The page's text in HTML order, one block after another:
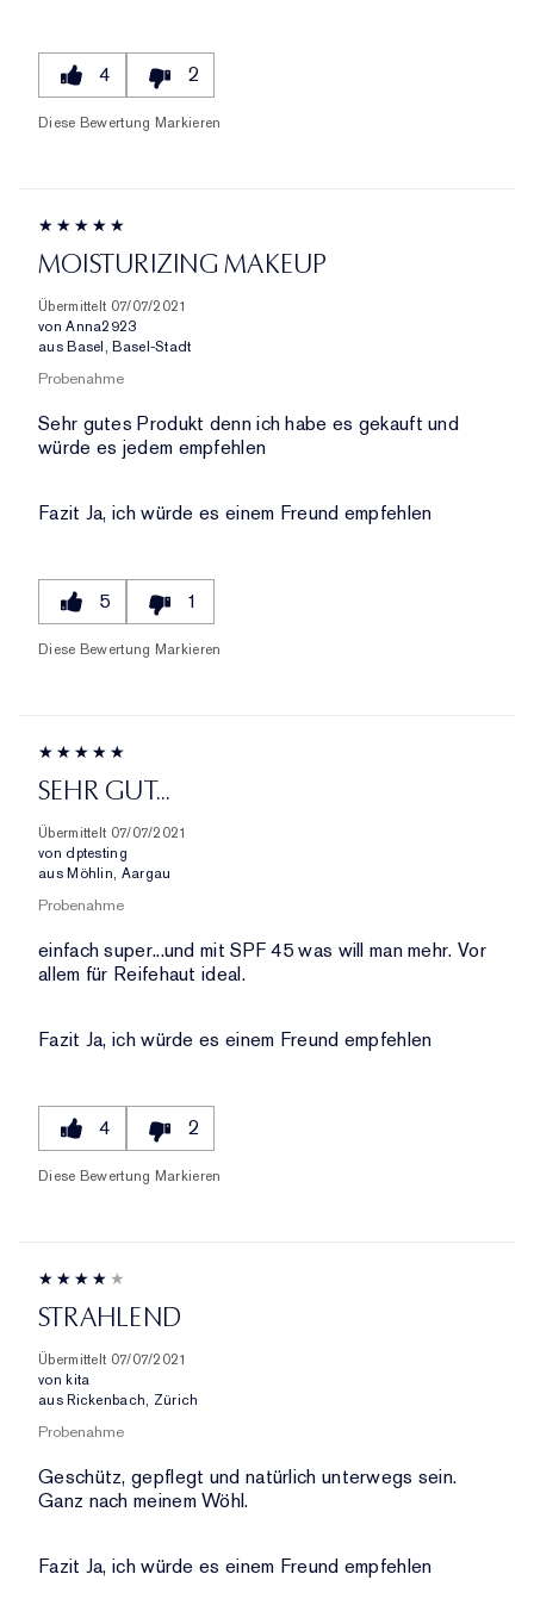
4 2
Diese Bewertung Markieren
MOISTURIZING MAKEUP
Übermittelt 07/07/2021
von Anna2923
aus Basel, Basel-Stadt
Probenahme
Sehr gutes Produkt denn ich habe es gekauft und
würde es jedem empfehlen
Fazit Ja, ich würde es einem Freund empfehlen
5 1
Diese Bewertung Markieren
SEHR GUT...
Übermittelt 07/07/2021
von dptesting
aus Möhlin, Aargau
Probenahme
einfach super...und mit SPF 45 was will man mehr. Vor
allem für Reifehaut ideal.
Fazit Ja, ich würde es einem Freund empfehlen
4 2
Diese Bewertung Markieren
STRAHLEND
Übermittelt 07/07/2021
von kita
aus Rickenbach, Zürich
Probenahme
Geschütz, gepflegt und natürlich unterwegs sein.
Ganz nach meinem Wöhl.
Fazit Ja, ich würde es einem Freund empfehlen